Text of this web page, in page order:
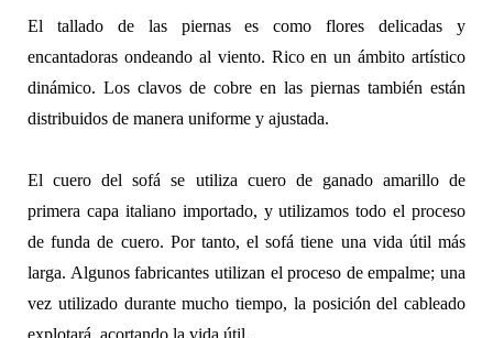
El tallado de las piernas es como flores delicadas y
encantadoras ondeando al viento. Rico en un ámbito artístico
dinámico. Los clavos de cobre en las piernas también están
distribuidos de manera uniforme y ajustada.
El cuero del sofá se utiliza cuero de ganado amarillo de
primera capa italiano importado, y utilizamos todo el proceso
de funda de cuero. Por tanto, el sofá tiene una vida útil más
larga. Algunos fabricantes utilizan el proceso de empalme; una
vez utilizado durante mucho tiempo, la posición del cableado
explotará, acortando la vida útil.